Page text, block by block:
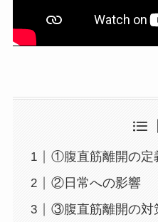
①腹直筋離開の定
②日常への影響
③腹直筋離開の対